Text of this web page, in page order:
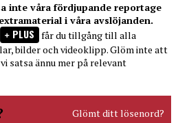
inte våra fördjupande reportage
i våra avslöjanden.
PLUS får du tillgång till alla
bilder och videoklipp. Glöm inte att
satsa ännu mer på relevant
Glömt ditt lösenord?